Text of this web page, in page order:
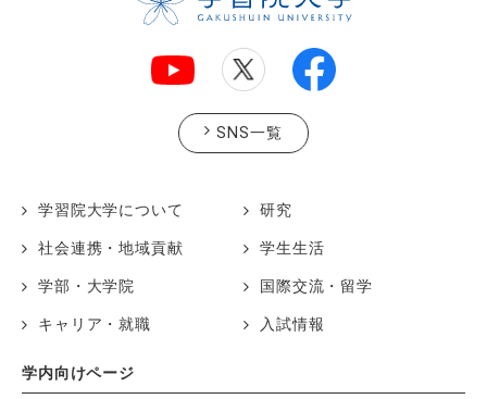
SNS一覧
学習院大学について 研究
社会連携・地域貢献 学生生活
学部・大学院 国際交流・留学
キャリア・就職 入試情報
学内向けページ